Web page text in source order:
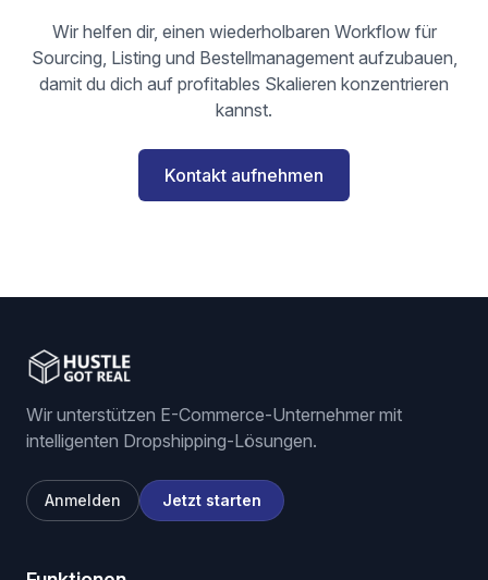
Wir helfen dir, einen wiederholbaren Workflow für
Sourcing, Listing und Bestellmanagement aufzubauen,
damit du dich auf profitables Skalieren konzentrieren
kannst.
Kontakt aufnehmen
Wir unterstützen E-Commerce-Unternehmer mit
intelligenten Dropshipping-Lösungen.
Anmelden Jetzt starten